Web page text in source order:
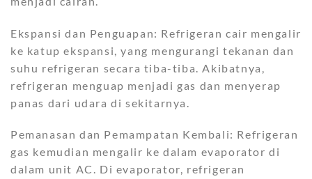
Ekspansi dan Penguapan: Refrigeran cair mengalir
ke katup ekspansi, yang mengurangi tekanan dan
suhu refrigeran secara tiba-tiba. Akibatnya,
refrigeran menguap menjadi gas dan menyerap
panas dari udara di sekitarnya.
Pemanasan dan Pemampatan Kembali: Refrigeran
gas kemudian mengalir ke dalam evaporator di
dalam unit AC. Di evaporator, refrigeran